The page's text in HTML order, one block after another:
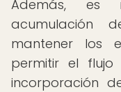
Además, es
acumulación
mantener los
permitir el
incorporación